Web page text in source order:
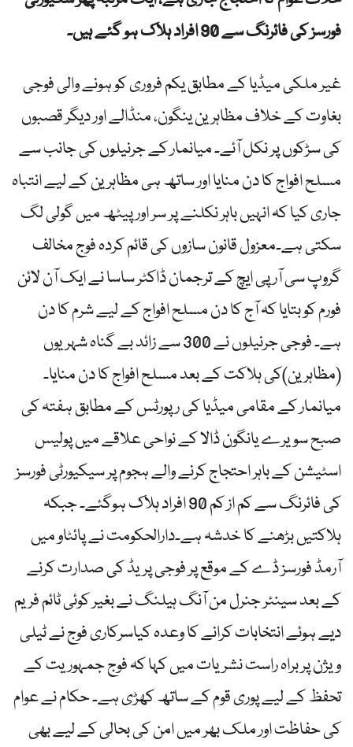
فورسز کی فائرنگ سے 90 افراد ہلاک ہو گئے ہیں۔
غیر ملکی میڈیا کے مطابق یکم فروری کو ہونے والی فوجی
بغاوت کے خلاف مظاہرین ینگون، منڈالے اور دیگر قصبوں
کی سڑکوں پر نکل آئے۔ میانمار کے جرنیلوں کی جانب سے
مسلح افواج کا دن منایا اور ساتھ ہی مظاہرین کے لیے انتباہ
جاری کیا کہ انہیں باہر نکلنے پر سر اور پیٹھ میں گولی لگ
سکتی ہے۔معزول قانون سازوں کی قائم کردہ فوج مخالف
گروپ سی آر پی ایچ کے ترجمان ڈاکٹر ساسا نے ایک آن لائن
فورم کو بتایا کہ آج کا دن مسلح افواج کے لیے شرم کا دن
ہے۔ فوجی جرنیلوں نے 300 سے زائد بے گناہ شہریوں
(مظاہرین)کی ہلاکت کے بعد مسلح افواج کا دن منایا۔
میانمار کے مقامی میڈیا کی رپورٹس کے مطابق ہفتہ کی
صبح سویرے یانگون ڈالا کے نواحی علاقے میں پولیس
اسٹیشن کے باہر احتجاج کرنے والے ہجوم پر سیکیورٹی فورسز
کی فائرنگ سے کم از کم 90 افراد ہلاک ہوگئے۔ جبکہ
ہلاکتیں بڑھنے کا خدشہ ہے۔دارالحکومت نے پائٹاو میں
آرمڈ فورسز ڈے کے موقع پر فوجی پریڈ کی صدارت کرنے
کے بعد سینئر جنرل من آنگ ہیلنگ نے بغیر کوئی ٹائم فریم
دیے ہوئے انتخابات کرانے کا وعدہ کیاسرکاری فوج نے ٹیلی
ویژن پر براہ راست نشریات میں کہا کہ فوج جمہوریت کے
تحفظ کے لیے پوری قوم کے ساتھ کھڑی ہے۔ حکام نے عوام
کی حفاظت اور ملک بھر میں امن کی بحالی کے لیے بھی